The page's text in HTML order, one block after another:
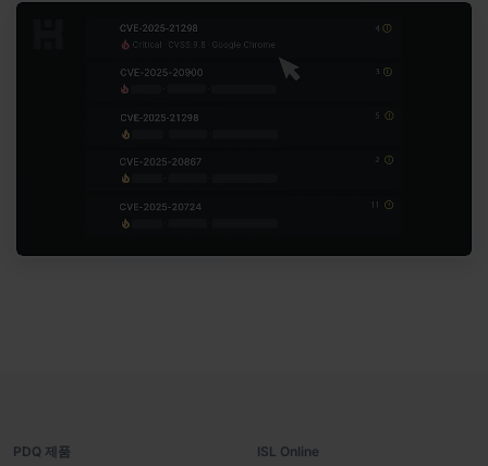
PDQ 제품 ISL Online